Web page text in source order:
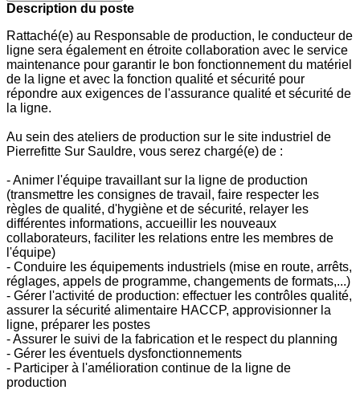
Description du poste
Rattaché(e) au Responsable de production, le conducteur de
ligne sera également en étroite collaboration avec le service
maintenance pour garantir le bon fonctionnement du matériel
de la ligne et avec la fonction qualité et sécurité pour
répondre aux exigences de l'assurance qualité et sécurité de
la ligne.
Au sein des ateliers de production sur le site industriel de
Pierrefitte Sur Sauldre, vous serez chargé(e) de :
- Animer l'équipe travaillant sur la ligne de production
(transmettre les consignes de travail, faire respecter les
règles de qualité, d'hygiène et de sécurité, relayer les
différentes informations, accueillir les nouveaux
collaborateurs, faciliter les relations entre les membres de
l'équipe)
- Conduire les équipements industriels (mise en route, arrêts,
réglages, appels de programme, changements de formats,...)
- Gérer l'activité de production: effectuer les contrôles qualité,
assurer la sécurité alimentaire HACCP, approvisionner la
ligne, préparer les postes
- Assurer le suivi de la fabrication et le respect du planning
- Gérer les éventuels dysfonctionnements
- Participer à l'amélioration continue de la ligne de
production